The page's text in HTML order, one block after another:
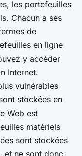
les portefeuilles
Chacun a ses
de
en ligne
y accéder
Internet.
vulnérables
stockées en
Web est
matériels
sont stockées
et ne sont donc